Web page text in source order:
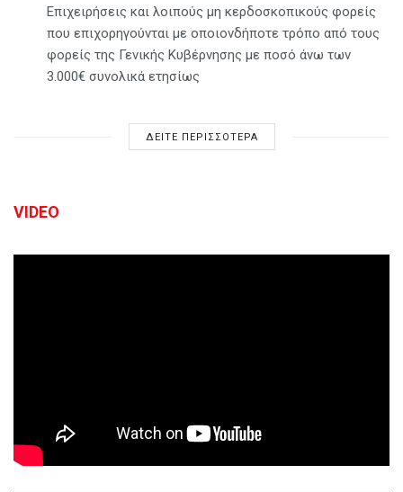
Επιχειρήσεις και λοιπούς μη κερδοσκοπικούς φορείς
που επιχορηγούνται με οποιονδήποτε τρόπο από τους
φορείς της Γενικής Κυβέρνησης με ποσό άνω των
3.000€ συνολικά ετησίως
ΔΕΙΤΕ ΠΕΡΙΣΣΟΤΕΡΑ
VIDEO